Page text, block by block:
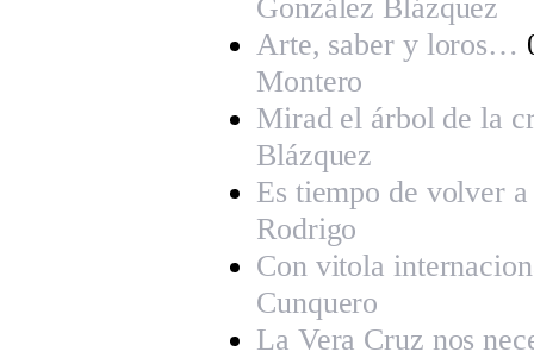
González Blázquez
Arte, saber y loros…
Montero
Mirad el árbol de la
Blázquez
Es tiempo de volver
Rodrigo
Con vitola
Cunquero
La Vera Cruz nos